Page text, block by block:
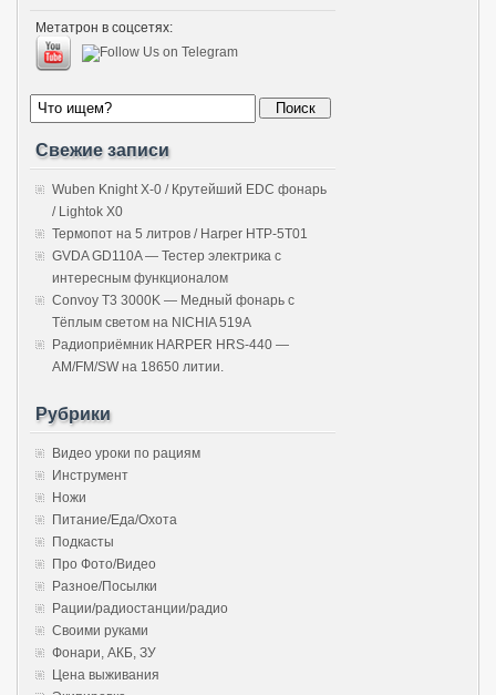
Метатрон в соцсетях:
Свежие записи
Wuben Knight X-0 / Крутейший EDC фонарь
/ Lightok X0
Термопот на 5 литров / Harper HTP-5T01
GVDA GD110A — Тестер электрика с
интересным функционалом
Convoy T3 3000K — Медный фонарь с
Тёплым светом на NICHIA 519A
Радиоприёмник HARPER HRS-440 —
AM/FM/SW на 18650 литии.
Рубрики
Видео уроки по рациям
Инструмент
Ножи
Питание/Еда/Охота
Подкасты
Про Фото/Видео
Разное/Посылки
Рации/радиостанции/радио
Своими руками
Фонари, АКБ, ЗУ
Цена выживания